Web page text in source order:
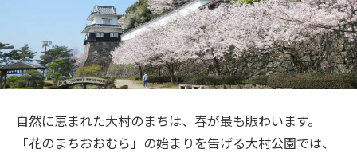
旅のお役立ち情報
自然に恵まれた大村のまちは、春が最も賑わいます。
「花のまちおおむら」の始まりを告げる大村公園では、